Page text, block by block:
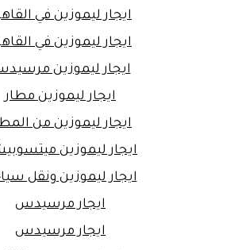
ايجار ليموزين في
ايجار ليموزين في
ايجار ليموزين
ايجار ليموزين مطار
ايجار ليموزين من
ايجار ليموزين
ايجار ليموزين ونقل
ايجار مرسيدس
ايجار مرسيدس